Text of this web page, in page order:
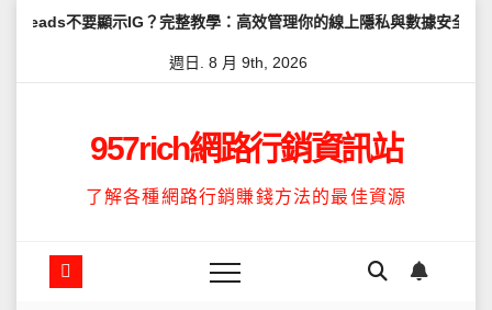
？完整教學：高效管理你的線上隱私與數據安全 怎麼讓
週日. 8 月 9th, 2026
957rich網路行銷資訊站
了解各種網路行銷賺錢方法的最佳資源